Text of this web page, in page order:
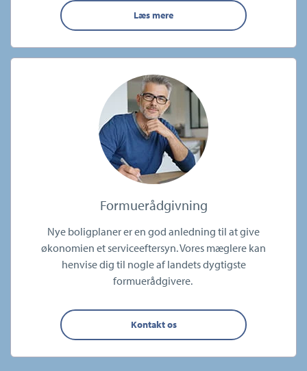
Læs mere
Formuerådgivning
Nye boligplaner er en god anledning til at give
økonomien et serviceeftersyn. Vores mæglere kan
henvise dig til nogle af landets dygtigste
formuerådgivere.
Kontakt os